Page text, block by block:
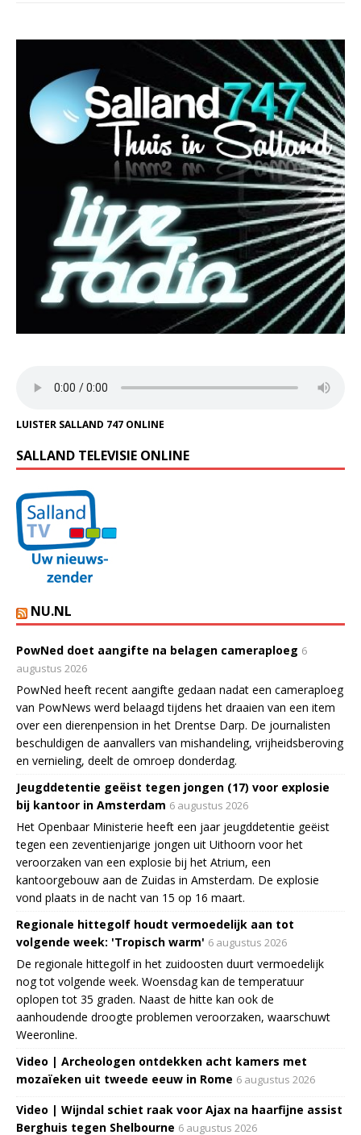
LUISTER SALLAND 747 ONLINE
SALLAND TELEVISIE ONLINE
NU.NL
PowNed doet aangifte na belagen cameraploeg 6
augustus 2026
PowNed heeft recent aangifte gedaan nadat een cameraploeg
van PowNews werd belaagd tijdens het draaien van een item
over een dierenpension in het Drentse Darp. De journalisten
beschuldigen de aanvallers van mishandeling, vrijheidsberoving
en vernieling, deelt de omroep donderdag.
Jeugddetentie geëist tegen jongen (17) voor explosie
bij kantoor in Amsterdam 6 augustus 2026
Het Openbaar Ministerie heeft een jaar jeugddetentie geëist
tegen een zeventienjarige jongen uit Uithoorn voor het
veroorzaken van een explosie bij het Atrium, een
kantoorgebouw aan de Zuidas in Amsterdam. De explosie
vond plaats in de nacht van 15 op 16 maart.
Regionale hittegolf houdt vermoedelijk aan tot
volgende week: 'Tropisch warm' 6 augustus 2026
De regionale hittegolf in het zuidoosten duurt vermoedelijk
nog tot volgende week. Woensdag kan de temperatuur
oplopen tot 35 graden. Naast de hitte kan ook de
aanhoudende droogte problemen veroorzaken, waarschuwt
Weeronline.
Video | Archeologen ontdekken acht kamers met
mozaïeken uit tweede eeuw in Rome 6 augustus 2026
Video | Wijndal schiet raak voor Ajax na haarfijne assist
Berghuis tegen Shelbourne 6 augustus 2026